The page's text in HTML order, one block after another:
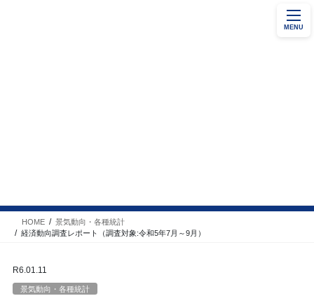
HOME
景気動向・各種統計
経済動向調査レポート（調査対象:令和5年7月～9月）
R6.01.11
景気動向・各種統計
MENU